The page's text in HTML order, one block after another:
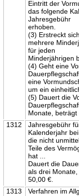
Eintritt der
das folgende
Jahresgebühr
erhoben.
(3) Erstreckt
mehrere
für jeden
Minderjährigen
(4) Geht eine
eine
um ein
(5) Dauert die
Monate, beträgt
1312
Jahresgebühr
Kalenderjahr
die nicht
Teile des
hat ...
Dauert die
als drei
50,00 €.
1313
Verfahren im